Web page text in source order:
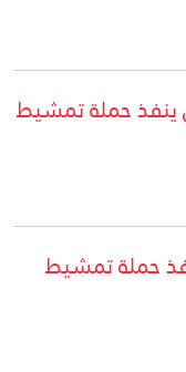
ينفذ حملة تمشيط
حملة تمشيط